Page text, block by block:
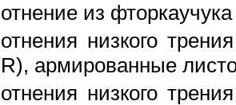
из
низкого
армированные
низкого